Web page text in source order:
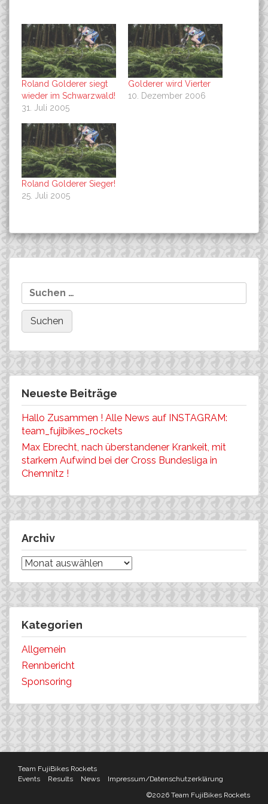
Roland Golderer siegt
wieder im Schwarzwald!
31. Juli 2005
Golderer wird Vierter
10. Dezember 2006
Roland Golderer Sieger!
25. Juli 2005
Neueste Beiträge
Hallo Zusammen ! Alle News auf INSTAGRAM:
team_fujibikes_rockets
Max Ebrecht, nach überstandener Krankeit, mit
starkem Aufwind bei der Cross Bundesliga in
Chemnitz !
Archiv
Archiv
Kategorien
Allgemein
Rennbericht
Sponsoring
Team FujiBikes Rockets
Events
Results News
Impressum/Datenschutzerklärung
©2026 Team FujiBikes Rockets